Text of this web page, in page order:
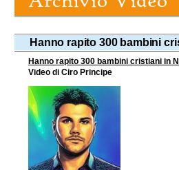
Hanno rapito 300 bambini
Hanno rapito 300 bambini cristiani in
Video di Ciro Principe